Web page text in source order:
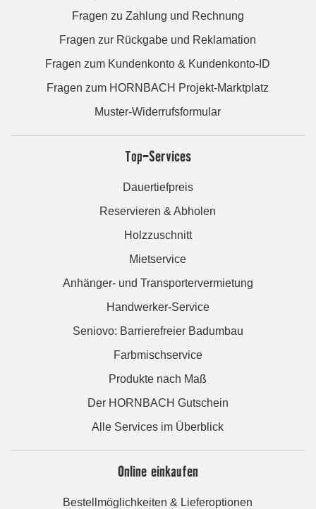
Fragen zu Zahlung und Rechnung
Fragen zur Rückgabe und Reklamation
Fragen zum Kundenkonto & Kundenkonto-ID
Fragen zum HORNBACH Projekt-Marktplatz
Muster-Widerrufsformular
Top-Services
Dauertiefpreis
Reservieren & Abholen
Holzzuschnitt
Mietservice
Anhänger- und Transportervermietung
Handwerker-Service
Seniovo: Barrierefreier Badumbau
Farbmischservice
Produkte nach Maß
Der HORNBACH Gutschein
Alle Services im Überblick
Online einkaufen
Bestellmöglichkeiten & Lieferoptionen